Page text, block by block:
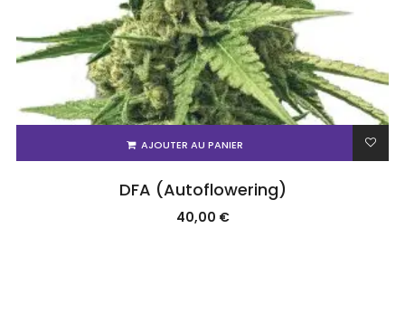
AJOUTER AU PANIER
DFA (Autoflowering)
40,00 €